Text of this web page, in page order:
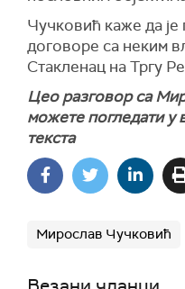
Чучковић каже да је
договоре са неким
Стакленац на Тргу
Цео разговор са
можете погледати у
текста
Мирослав Чучковић